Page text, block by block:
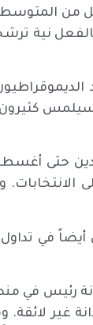
وقد أعلنَ ترامب
سيلمس
أيضاً في
رئيس في
غير لائقة.